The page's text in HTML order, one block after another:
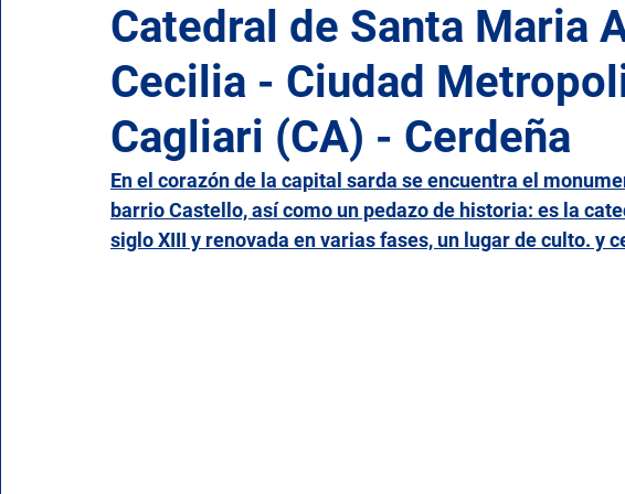
Campania Emilia Romaña Friuli-Venecia Julia Lacio
Piamonte Puglia
Valle de Aosta Véneto
Catedral de Santa Maria
Cecilia - Ciudad
Cagliari (CA) - Cerdeña
En el corazón de la capital sarda se encuentra el
barrio Castello, así como un pedazo de historia: es la
siglo XIII y renovada en varias fases, un lugar de culto. y